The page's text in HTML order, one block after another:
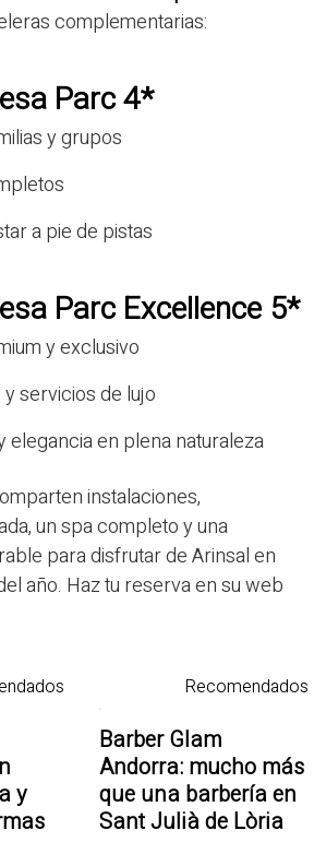
complementarias:
Parc 4*
y grupos
a pie de pistas
Parc Excellence 5*
y exclusivo
servicios de lujo
elegancia en plena naturaleza
instalaciones,
un spa completo y una
para disfrutar de Arinsal en
año. Haz tu reserva en su web
y
Recomendados
Barber Glam
Andorra: mucho más
que una barbería en
Sant Julià de Lòria